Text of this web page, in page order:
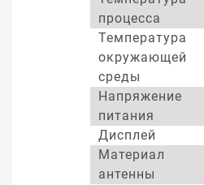
процесса
Температура
окружающей
среды
Напряжение
питания
Дисплей
Материал
антенны